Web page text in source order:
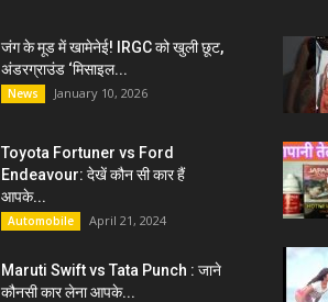
जंग के मूड में खामेनेई! IRGC को खुली छूट,
अंडरग्राउंड ‘मिसाइल...
News January 10, 2026
Toyota Fortuner vs Ford
Endeavour: देखें कौन सी कार हैं
आपके...
Automobile April 21, 2024
Maruti Swift vs Tata Punch : जाने
कौनसी कार लेना आपके...